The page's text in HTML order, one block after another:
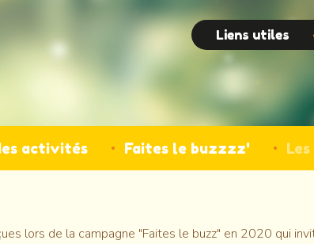
activités Faites le buzzzz'
TopLiens utiles
lors de la campagne "Faites le buzz" en 2020 qui